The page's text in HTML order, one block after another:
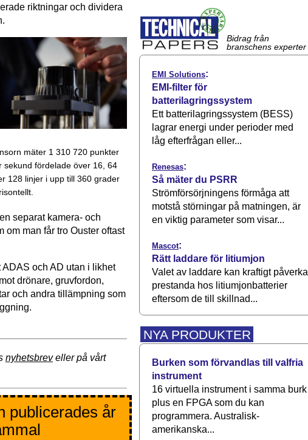
riktningar och dividera
mäter 1 310 720 punkter
sekund fördelade över 16, 64
128 linjer i upp till 360 grader
separat kamera- och
om man får tro Ouster oftast
och AD utan i likhet
drönare, gruvfordon,
och andra tillämpning som
nyhetsbreveller på vårt
publicerades år
Bidrag från
branschens experter
EMI Solutions:
EMI-filter för
batterilagringssystem
Ett batterilagringssystem (BESS)
lagrar energi under perioder med
låg efterfrågan eller...
Renesas:
Så mäter du PSRR
Strömförsörjningens förmåga att
motstå störningar på matningen, är
en viktig parameter som visar...
Mascot:
Rätt laddare för litiumjon
Valet av laddare kan kraftigt påverka
prestanda hos litiumjonbatterier
eftersom de till skillnad...
NYA PRODUKTER
Burken som förvandlas till valfria
instrument
16 virtuella instrument i samma burk
plus en FPGA som du kan
programmera. Australisk-
amerikanska...